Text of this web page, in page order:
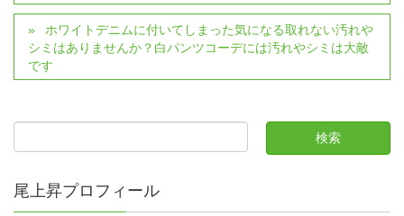
ホワイトデニムに付いてしまった気になる取れない汚れや
シミはありませんか？白パンツコーデには汚れやシミは大敵
です
尾上昇プロフィール